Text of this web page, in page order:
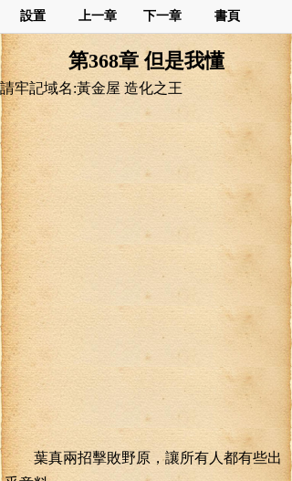
設置 上一章 下一章 書頁
第368章 但是我懂
請牢記域名:黃金屋 造化之王
葉真兩招擊敗野原，讓所有人都有些出